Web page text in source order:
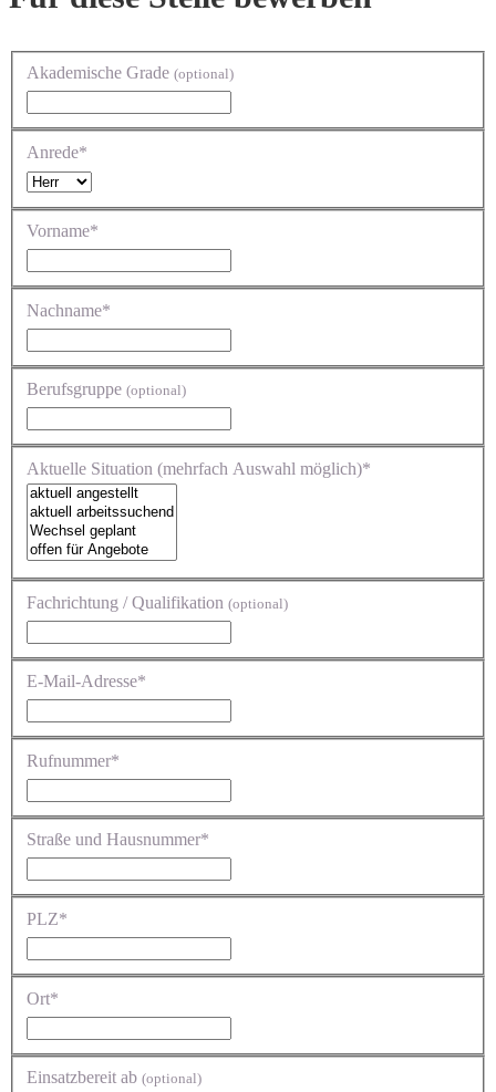
Akademische Grade (optional)
Anrede*
Vorname*
Nachname*
Berufsgruppe (optional)
Aktuelle Situation (mehrfach Auswahl möglich)*
Fachrichtung / Qualifikation (optional)
E-Mail-Adresse*
Rufnummer*
Straße und Hausnummer*
PLZ*
Ort*
Einsatzbereit ab (optional)